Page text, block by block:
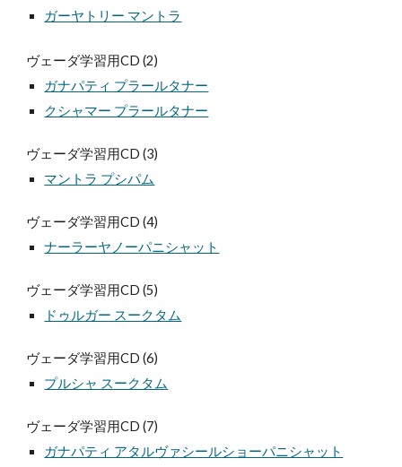
ガーヤトリー マントラ
ヴェーダ学習用CD (2)
ガナパティ プラールタナー
クシャマー プラールタナー
ヴェーダ学習用CD (3)
マントラ プシパム
ヴェーダ学習用CD (4)
ナーラーヤノーパニシャット
ヴェーダ学習用CD (5)
ドゥルガー スークタム
ヴェーダ学習用CD (6)
プルシャ スークタム
ヴェーダ学習用CD (7)
ガナパティ アタルヴァシールショーパニシャット